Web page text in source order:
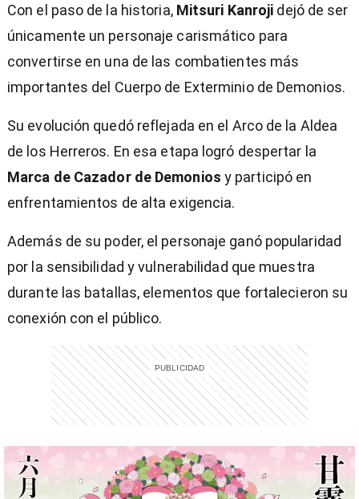
Con el paso de la historia, Mitsuri Kanroji dejó de ser
únicamente un personaje carismático para
convertirse en una de las combatientes más
importantes del Cuerpo de Exterminio de Demonios.
Su evolución quedó reflejada en el Arco de la Aldea
de los Herreros. En esa etapa logró despertar la
Marca de Cazador de Demonios y participó en
enfrentamientos de alta exigencia.
Además de su poder, el personaje ganó popularidad
por la sensibilidad y vulnerabilidad que muestra
durante las batallas, elementos que fortalecieron su
conexión con el público.